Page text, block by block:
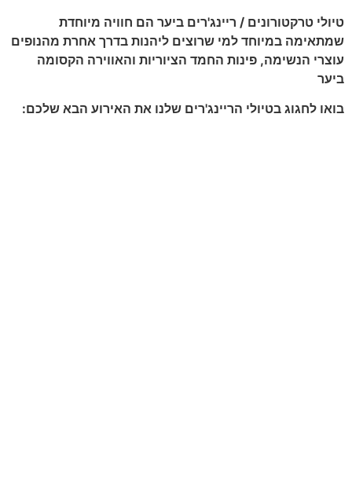
טיולי טרקטורונים / ריינג'רים ביער הם חוויה מיוחדת
שמתאימה במיוחד למי שרוצים ליהנות בדרך אחרת מהנופים
עוצרי הנשימה, פינות החמד הציוריות והאווירה הקסומה
ביער
בואו לחגוג בטיולי הריינג'רים שלנו את האירוע הבא שלכם: